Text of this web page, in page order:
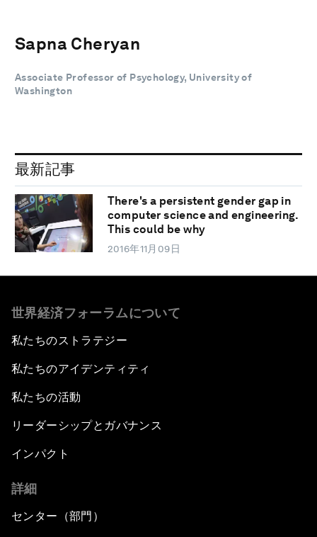
Sapna Cheryan
Associate Professor of Psychology, University of
Washington
最新記事
There's a persistent gender gap in
computer science and engineering.
This could be why
2016年11月09日
世界経済フォーラムについて
私たちのストラテジー
私たちのアイデンティティ
私たちの活動
リーダーシップとガバナンス
インパクト
詳細
センター（部門）